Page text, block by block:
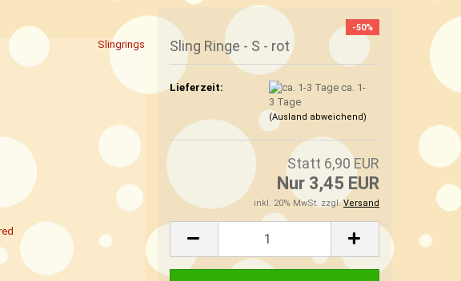
Slingrings
-50%
Sling Ringe - S - rot
Lieferzeit:
ca. 1-
3 Tage
(Ausland abweichend)
Statt 6,90 EUR
Nur 3,45 EUR
inkl. 20% MwSt. zzgl.Versand